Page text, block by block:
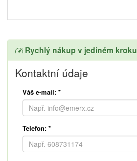
Rychlý nákup v jediném kroku
Kontaktní údaje
Váš e-mail: *
Telefon: *